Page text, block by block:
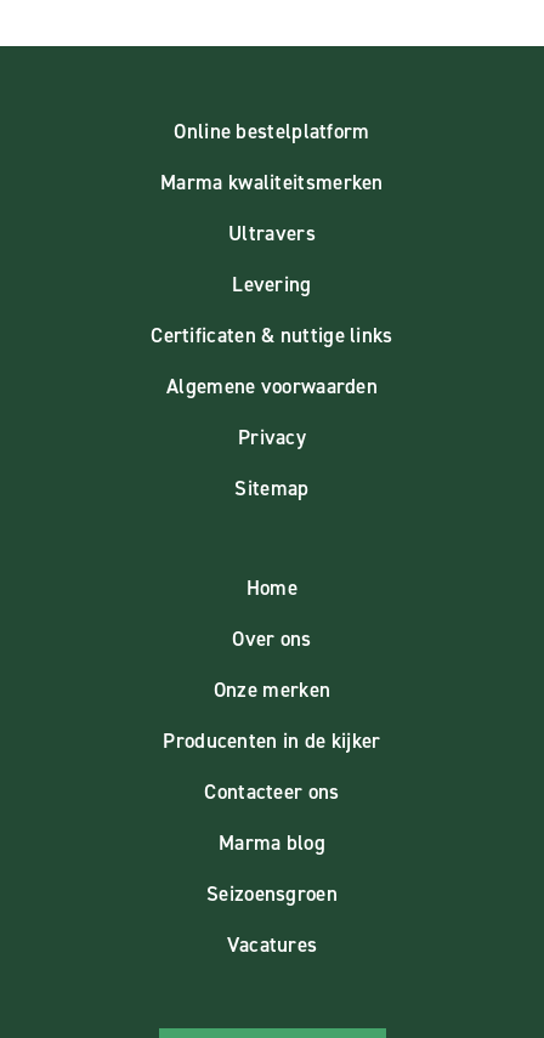
Online bestelplatform
Marma kwaliteitsmerken
Ultravers
Levering
Certificaten & nuttige links
Algemene voorwaarden
Privacy
Sitemap
Home
Over ons
Onze merken
Producenten in de kijker
Contacteer ons
Marma blog
Seizoensgroen
Vacatures